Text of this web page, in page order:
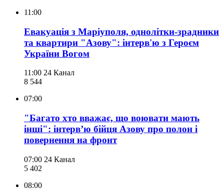
11:00
Евакуація з Маріуполя, однолітки-зрадники
та квартири "Азову": інтерв'ю з Героєм
України Вогом
11:00 24 Канал
8 544
07:00
"Багато хто вважає, що воювати мають
інші": інтервʼю бійця Азову про полон і
повернення на фронт
07:00 24 Канал
5 402
08:00